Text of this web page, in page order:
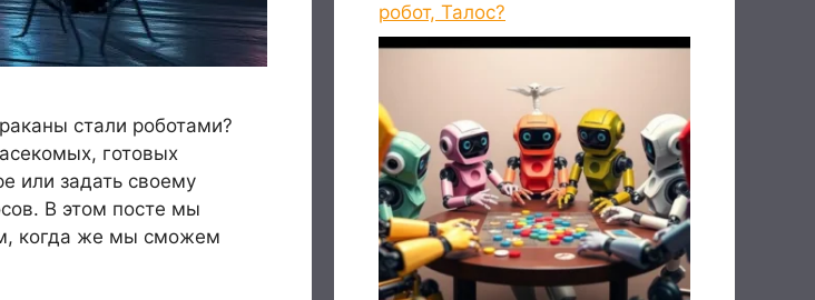
стали роботами?
готовых
или задать своему
В этом посте мы
когда же мы сможем
робот, Талос?